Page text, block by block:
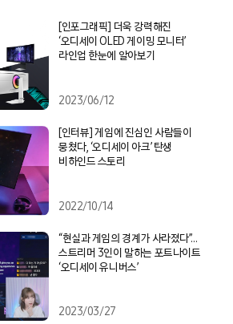
[인포그래픽] 더욱 강력해진
‘오디세이 OLED 게이밍 모니터’
라인업 한눈에 알아보기
2023/06/12
[인터뷰] 게임에 진심인 사람들이
뭉쳤다, ‘오디세이 아크’ 탄생
비하인드 스토리
2022/10/14
“현실과 게임의 경계가 사라졌다”…
스트리머 3인이 말하는 포트나이트
‘오디세이 유니버스’
2023/03/27